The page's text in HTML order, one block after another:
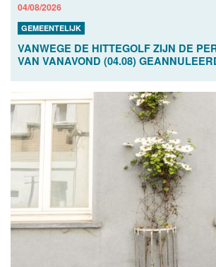
04/08/2026
GEMEENTELIJK
VANWEGE DE HITTEGOLF ZIJN DE
VAN VANAVOND (04.08)